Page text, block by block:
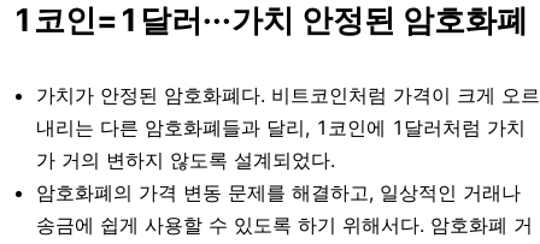
1코인=1달러···가치 안정된 암호화폐
가치가 안정된 암호화폐다. 비트코인처럼 가격이 크게 오르
내리는 다른 암호화폐들과 달리, 1코인에 1달러처럼 가치
가 거의 변하지 않도록 설계되었다.
암호화폐의 가격 변동 문제를 해결하고, 일상적인 거래나
송금에 쉽게 사용할 수 있도록 하기 위해서다. 암호화폐 거